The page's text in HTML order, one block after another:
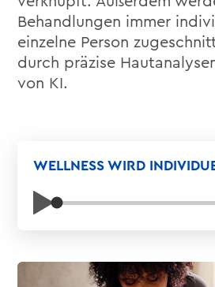
Behandlungen immer
einzelne Person
durch präzise
von KI.
WELLNESS WIRD